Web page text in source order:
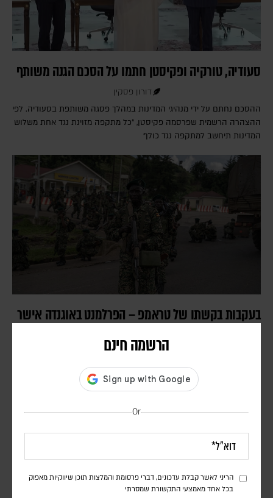
הרשמה חינם
Or
הריני לאשר קבלת עדכונים, דברי פרסומת והמלצות תוכן שיווקיות מאפוק
בכל אחד מאמצעי התקשורת שמסרתי
סעודיה, טורקיה ופקיסטן חתמו על הסכם הגנה משותף
דורון פסקין
ההסכם נחתם על ידי מנהיגי המדינות במהלך פסגה משותפת בסעודיה. לפי
ההצהרה הרשמית שפרסמה פקיסטן, "כל מתקפה מזוינת נגד אחת משלוש
המדינות תיחשב למתקפה נגד כולן"
בעקבות בקשתו של טראמפ – הפרלמנט באוגנדה אישר
דורון פסקין
מספר החיילים ומועד פריסתם טרם פורסמו. הכוח הבין-לאומי עדיין לא
שאמורה לנהל את הרצועה